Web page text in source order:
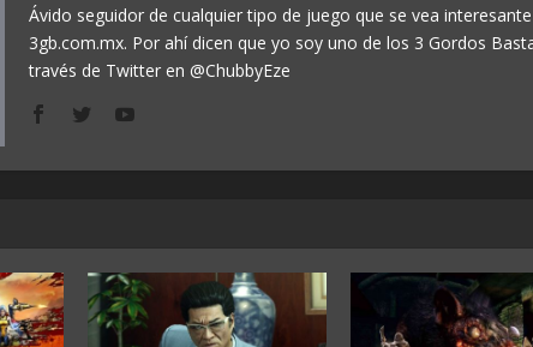
Ávido seguidor de cualquier tipo de juego que se vea
3gb.com.mx. Por ahí dicen que yo soy uno de los 3 Gordos
través de Twitter en @ChubbyEze